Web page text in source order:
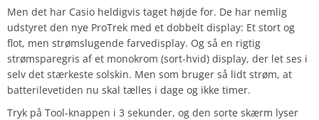
Men det har Casio heldigvis taget højde for. De har nemlig
udstyret den nye ProTrek med et dobbelt display: Et stort og
flot, men strømslugende farvedisplay. Og så en rigtig
strømsparegris af et monokrom (sort-hvid) display, der let ses i
selv det stærkeste solskin. Men som bruger så lidt strøm, at
batterilevetiden nu skal tælles i dage og ikke timer.
Tryk på Tool-knappen i 3 sekunder, og den sorte skærm lyser